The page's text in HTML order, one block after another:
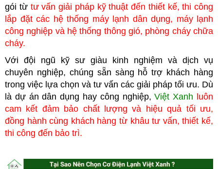
gói từ tư vấn giải pháp kỹ thuật đến thiết kế, thi công
lắp đặt các hệ thống máy lạnh dân dụng, máy lạnh
công nghiệp và hệ thống thông gió, phòng cháy chữa
cháy.
Với đội ngũ kỹ sư giàu kinh nghiệm và dịch vụ
chuyên nghiệp, chúng sẵn sàng hỗ trợ khách hàng
trong việc lựa chọn và tư vấn các giải pháp tối ưu. Dù
là dự án dân dụng hay công nghiệp,Việt Xanh luôn
cam kết đảm bảo chất lượng và hiệu quả tối ưu,
đồng hành cùng khách hàng từ khâu tư vấn, thiết kế,
thi công đến bảo trì.